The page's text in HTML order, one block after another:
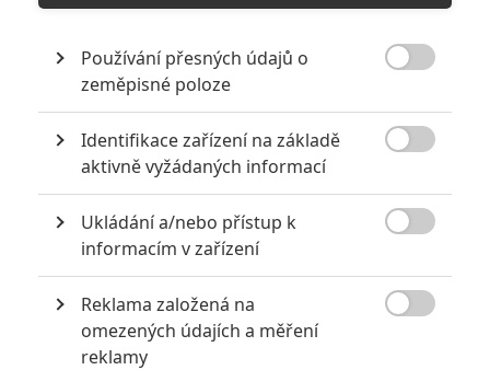
Používání přesných údajů o
zeměpisné poloze
Identifikace zařízení na základě
aktivně vyžádaných informací
Ukládání a/nebo přístup k
informacím v zařízení
Reklama založená na
omezených údajích a měření
reklamy